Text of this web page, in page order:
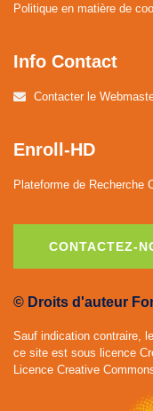
Politique en matière de
Info Contact
Contacter le
Enroll-HD
Plateforme de Recherche
CONTACTEZ-
© Droits d'auteur
Sauf indication contraire,
ce site est sous licence
Licence Creative